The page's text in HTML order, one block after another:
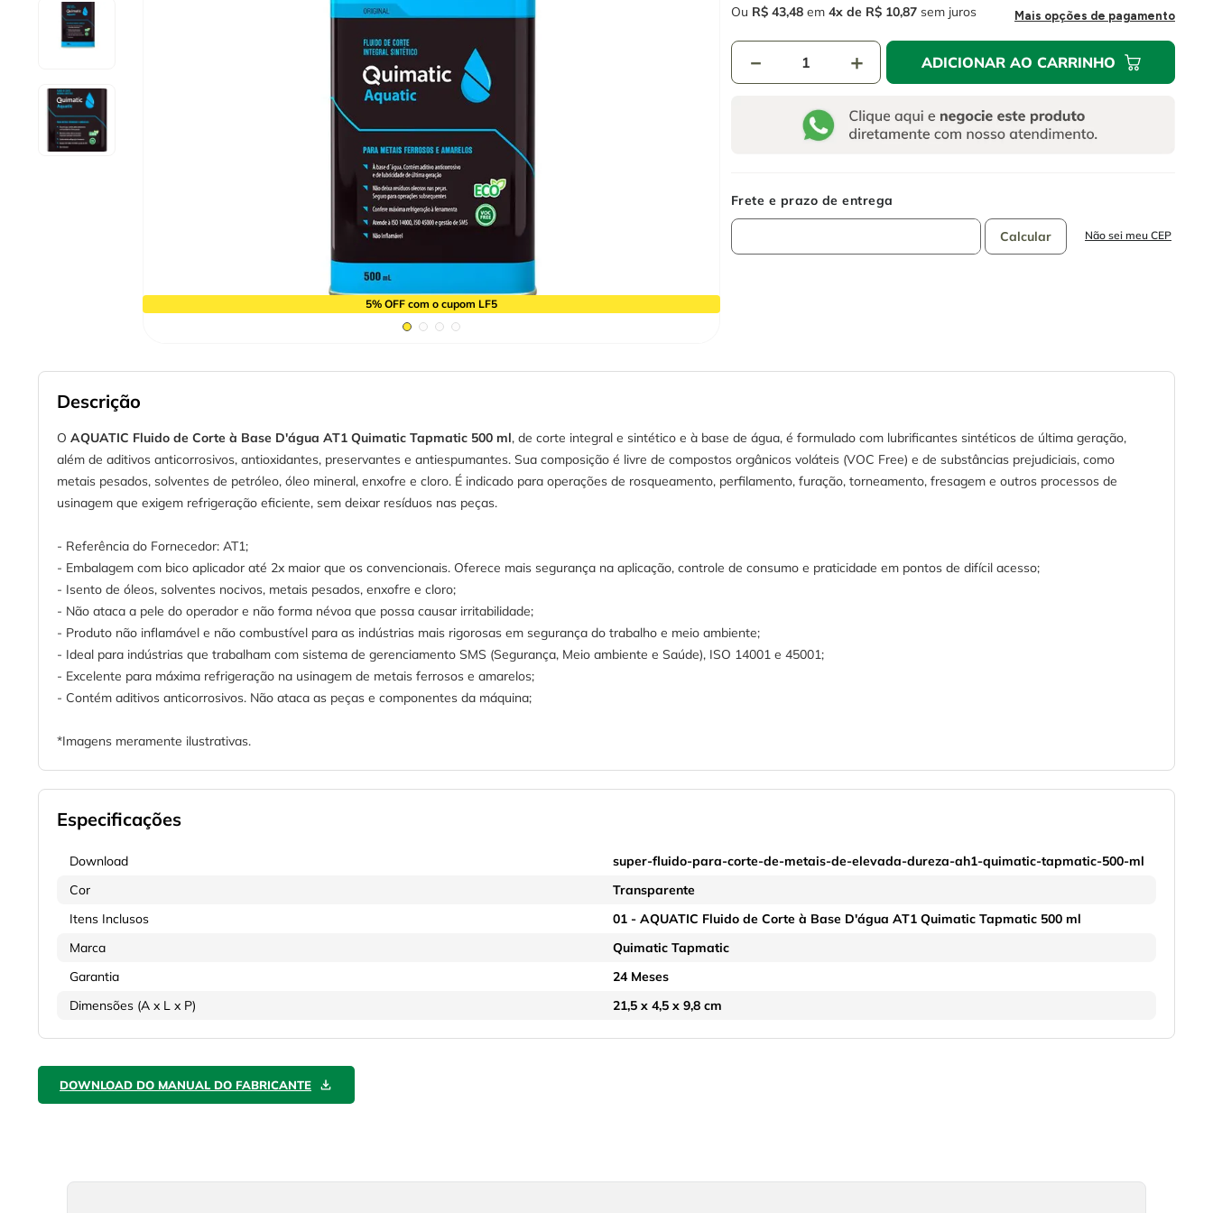
5% OFF com o cupom LF5
Ou R$ 43,48 em 4 R$ 10,87 sem juros Mais opções de pagamento
＋
－ ADICIONAR AO CARRINHO
Não sei meu CEP
Descrição
O AQUATIC Fluido de Corte à Base D'água AT1 Quimatic Tapmatic 500 ml, de corte integral e sintético e à base de água, é formulado com lubrificantes sintéticos de última geração,
além de aditivos anticorrosivos, antioxidantes, preservantes e antiespumantes. Sua composição é livre de compostos orgânicos voláteis (VOC Free) e de substâncias prejudiciais, como
metais pesados, solventes de petróleo, óleo mineral, enxofre e cloro. É indicado para operações de rosqueamento, perfilamento, furação, torneamento, fresagem e outros processos de
usinagem que exigem refrigeração eficiente, sem deixar resíduos nas peças.
- Referência do Fornecedor: AT1;
- Embalagem com bico aplicador até 2x maior que os convencionais. Oferece mais segurança na aplicação, controle de consumo e praticidade em pontos de difícil acesso;
- Isento de óleos, solventes nocivos, metais pesados, enxofre e cloro;
- Não ataca a pele do operador e não forma névoa que possa causar irritabilidade;
- Produto não inflamável e não combustível para as indústrias mais rigorosas em segurança do trabalho e meio ambiente;
- Ideal para indústrias que trabalham com sistema de gerenciamento SMS (Segurança, Meio ambiente e Saúde), ISO 14001 e 45001;
- Excelente para máxima refrigeração na usinagem de metais ferrosos e amarelos;
- Contém aditivos anticorrosivos. Não ataca as peças e componentes da máquina;
*Imagens meramente ilustrativas.
Especificações
Download
super-fluido-para-corte-de-metais-de-elevada-dureza-ah1-quimatic-tapmatic-500-ml
Cor
Transparente
Itens Inclusos
01 - AQUATIC Fluido de Corte à Base D'água AT1 Quimatic Tapmatic 500 ml
Marca
Quimatic Tapmatic
Garantia
24 Meses
Dimensões (A x L x P)
21,5 x 4,5 x 9,8 cm
DOWNLOAD DO MANUAL DO FABRICANTE
serra copo